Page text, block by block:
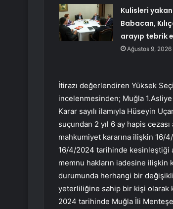
Kulisleri
Babacan,
arayıp tebrik
Ağustos 9, 2026
İtirazı değerlendiren Yüksek
incelenmesinden; Muğla
Karar sayılı ilamıyla Hüseyin
suçundan 2 yıl 6 ay hapis
mahkumiyet kararına ilişkin 16/
16/4/2024 tarihinde kesinleştiği
memnu hakların iadesine
durumunda herhangi bir
yeterliliğine sahip bir kişi olarak
2024 tarihinde Muğla İli